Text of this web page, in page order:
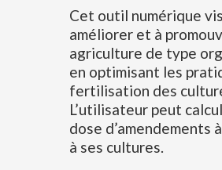
Cet outil numérique
améliorer et à
agriculture de type
en optimisant les
fertilisation des
L’utilisateur peut
dose d’amendements
à ses cultures.